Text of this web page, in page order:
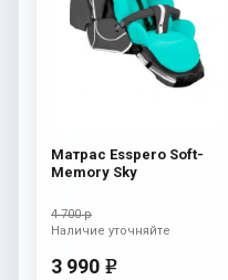
Матрас Esspero Soft-
Memory Sky
4 700 р
3 990 e
Наличие уточняйте